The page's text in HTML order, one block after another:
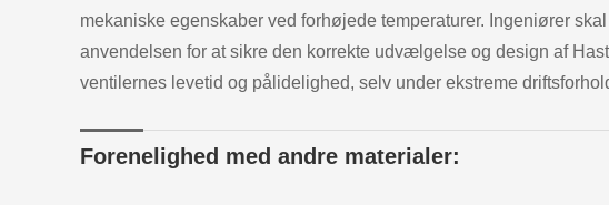
mekaniske egenskaber ved forhøjede temperaturer. Ingeniører
anvendelsen for at sikre den korrekte udvælgelse og design af
ventilernes levetid og pålidelighed, selv under ekstreme
Forenelighed med andre materialer: